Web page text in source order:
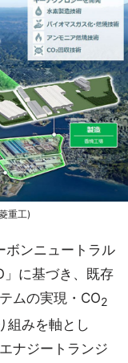
重工)
ンニュートラル
」に基づき、既存
ムの実現・CO2
組みを軸とし
ナジートランジ